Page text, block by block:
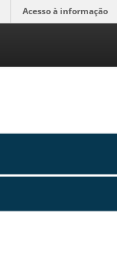
Acesso à informação